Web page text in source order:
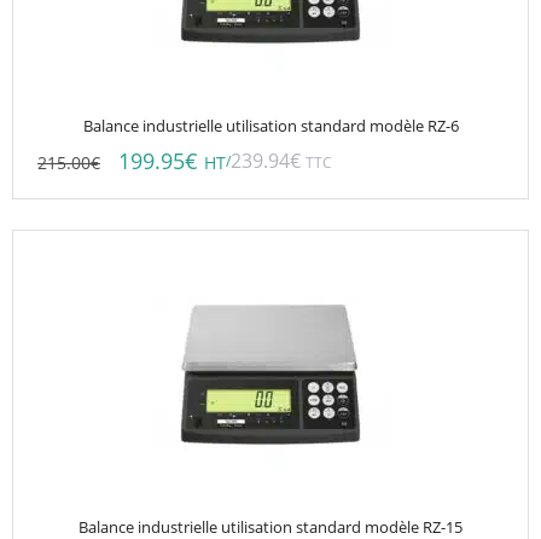
Balance industrielle utilisation standard modèle RZ-6
215.00€ 199.95€ HT/239.94€ TTC
Balance industrielle utilisation standard modèle RZ-15